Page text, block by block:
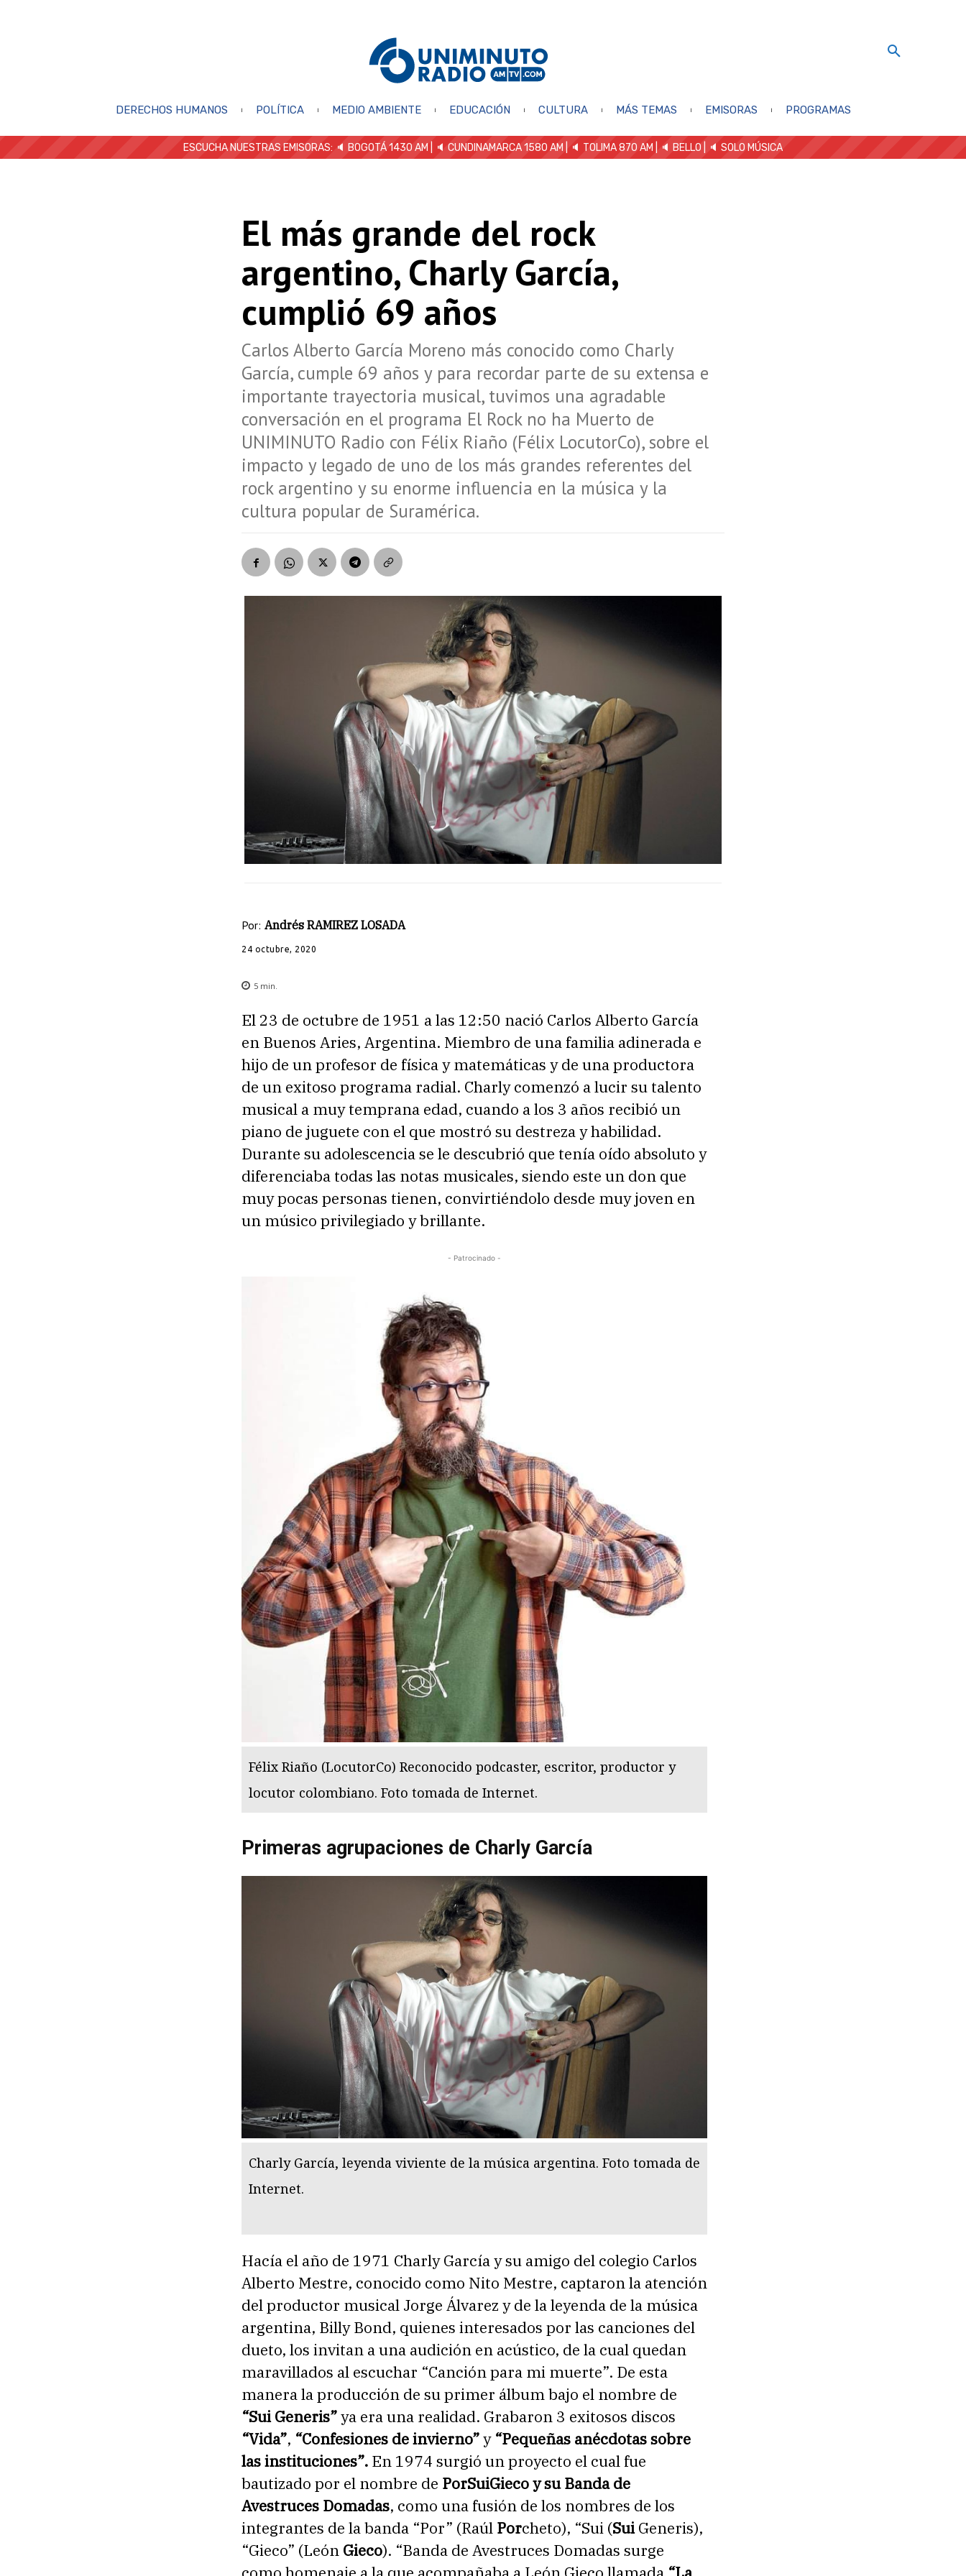
DERECHOS HUMANOS POLÍTICA MEDIO AMBIENTE EDUCACIÓN CULTURA MÁS TEMAS EMISORAS PROGRAMAS
ESCUCHA NUESTRAS EMISORAS: 🔈 BOGOTÁ 1430 AM | 🔈 CUNDINAMARCA 1580 AM | 🔈 TOLIMA 870 AM | 🔈 BELLO 🔈 SOLO MÚSICA
El más grande del rock
argentino, Charly García,
cumplió 69 años
Carlos Alberto García Moreno más conocido como Charly
García, cumple 69 años y para recordar parte de su extensa e
importante trayectoria musical, tuvimos una agradable
conversación en el programa El Rock no ha Muerto de
UNIMINUTO Radio con Félix Riaño (Félix LocutorCo), sobre el
impacto y legado de uno de los más grandes referentes del
rock argentino y su enorme influencia en la música y la
cultura popular de Suramérica.
Por: Andrés RAMIREZ LOSADA
24 octubre, 2020
5 min.
El 23 de octubre de 1951 a las 12:50 nació Carlos Alberto García
en Buenos Aries, Argentina. Miembro de una familia adinerada e
hijo de un profesor de física y matemáticas y de una productora
de un exitoso programa radial. Charly comenzó a lucir su talento
musical a muy temprana edad, cuando a los 3 años recibió un
piano de juguete con el que mostró su destreza y habilidad.
Durante su adolescencia se le descubrió que tenía oído absoluto y
diferenciaba todas las notas musicales, siendo este un don que
muy pocas personas tienen, convirtiéndolo desde muy joven en
un músico privilegiado y brillante.
- Patrocinado -
Félix Riaño (LocutorCo) Reconocido podcaster, escritor, productor y
locutor colombiano. Foto tomada de Internet.
Primeras agrupaciones de Charly García
Charly García, leyenda viviente de la música argentina. Foto tomada de
Internet.
Hacía el año de 1971 Charly García y su amigo del colegio Carlos
Alberto Mestre, conocido como Nito Mestre, captaron la atención
del productor musical Jorge Álvarez y de la leyenda de la música
argentina, Billy Bond, quienes interesados por las canciones del
dueto, los invitan a una audición en acústico, de la cual quedan
maravillados al escuchar “Canción para mi muerte”. De esta
manera la producción de su primer álbum bajo el nombre de
“Sui Generis”ya era una realidad. Grabaron 3 exitosos discos
“Vida”, “Confesiones de invierno”y “Pequeñas anécdotas sobre
las instituciones”. En 1974 surgió un proyecto el cual fue
bautizado por el nombre de PorSuiGieco y su Banda de
Avestruces Domadas, como una fusión de los nombres de los
integrantes de la banda “Por” (Raúl Porcheto), “Sui (SuiGeneris),
“Gieco” (León Gieco). “Banda de Avestruces Domadas surge